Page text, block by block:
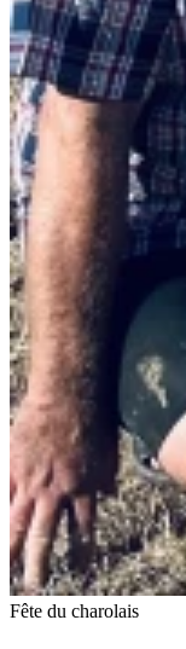
Fête du charolais